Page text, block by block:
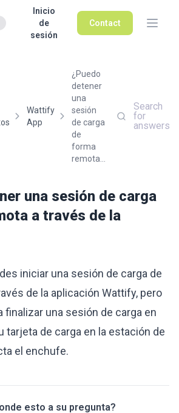
Inicio
de
sesión
Contact
Wattify
App
¿Puedo
detener
una
sesión
de carga
de
forma
remota...
Search
for
answers
una sesión de carga
a través de la
iniciar una sesión de carga de
de la aplicación Wattify, pero
finalizar una sesión de carga en
tarjeta de carga en la estación de
el enchufe.
esto a su pregunta?